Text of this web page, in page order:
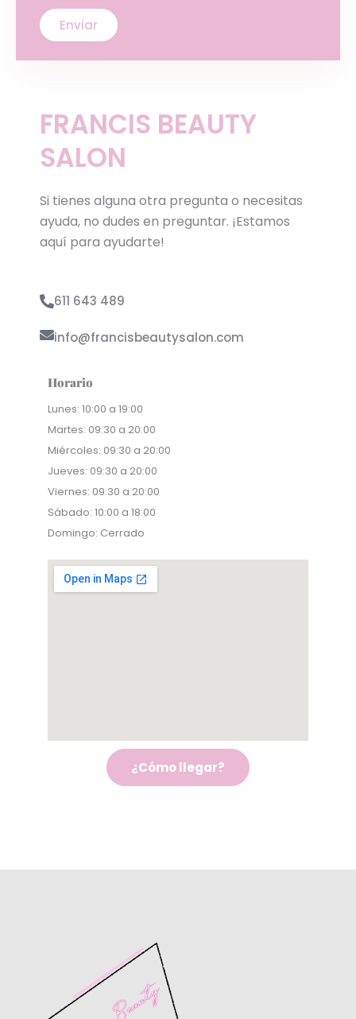
FRANCIS BEAUTY
SALON
Si tienes alguna otra pregunta o necesitas
ayuda, no dudes en preguntar. ¡Estamos
aquí para ayudarte!
611 643 489
info@francisbeautysalon.com
Horario
Lunes: 10:00 a 19:00
Martes: 09:30 a 20:00
Miércoles: 09:30 a 20:00
Jueves: 09:30 a 20:00
Viernes: 09:30 a 20:00
Sábado: 10:00 a 18:00
Domingo: Cerrado
¿Cómo llegar?